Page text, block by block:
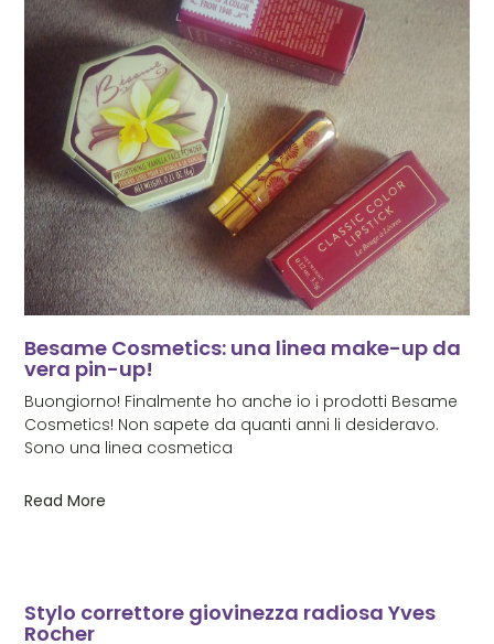
Besame Cosmetics: una linea make-up da
vera pin-up!
Buongiorno! Finalmente ho anche io i prodotti Besame
Cosmetics! Non sapete da quanti anni li desideravo.
Sono una linea cosmetica
Read More
Stylo correttore giovinezza radiosa Yves
Rocher